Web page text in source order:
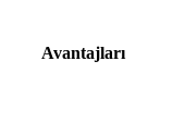
Avantajları